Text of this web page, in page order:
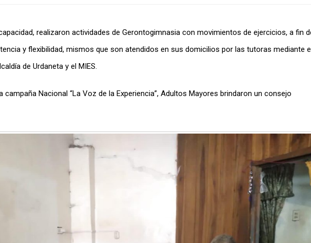
realizaron actividades de Gerontogimnasia con movimientos de ejercicios, a fin
y flexibilidad, mismos que son atendidos en sus domicilios por las tutoras mediante
de Urdaneta y el MIES.
Nacional “La Voz de la Experiencia”, Adultos Mayores brindaron un consejo